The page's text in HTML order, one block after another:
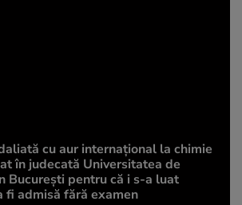
cu aur internațional la chimie
în judecată Universitatea de
București pentru că i s-a luat
fi admisă fără examen